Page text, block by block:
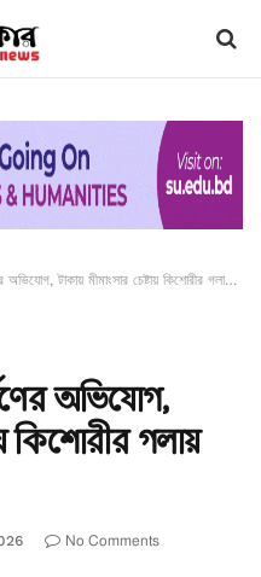
টাকায় মীমাংসার চেষ্টায় কিশোরীর গলায় ফাঁস
অভিযোগ,
কিশোরীর গলায়
No Comments